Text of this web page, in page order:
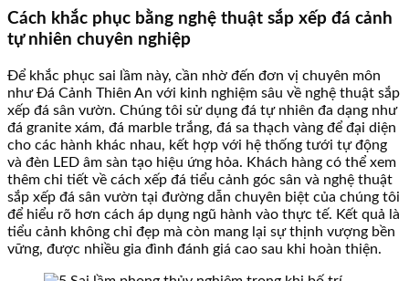
Cách khắc phục bằng nghệ thuật sắp xếp đá cảnh
tự nhiên chuyên nghiệp
Để khắc phục sai lầm này, cần nhờ đến đơn vị chuyên môn
như Đá Cảnh Thiên An với kinh nghiệm sâu về nghệ thuật sắp
xếp đá sân vườn. Chúng tôi sử dụng đá tự nhiên đa dạng như
đá granite xám, đá marble trắng, đá sa thạch vàng để đại diện
cho các hành khác nhau, kết hợp với hệ thống tưới tự động
và đèn LED âm sàn tạo hiệu ứng hỏa. Khách hàng có thể xem
thêm chi tiết về cách xếp đá tiểu cảnh góc sân và nghệ thuật
sắp xếp đá sân vườn tại đường dẫn chuyên biệt của chúng tôi
để hiểu rõ hơn cách áp dụng ngũ hành vào thực tế. Kết quả là
tiểu cảnh không chỉ đẹp mà còn mang lại sự thịnh vượng bền
vững, được nhiều gia đình đánh giá cao sau khi hoàn thiện.